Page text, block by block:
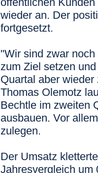
wieder an. Der
fortgesetzt.
"Wir sind zwar
zum Ziel setzen
Quartal aber
Thomas Olemotz
Bechtle im zweiten
ausbauen. Vor
zulegen.
Der Umsatz
Jahresvergleich um